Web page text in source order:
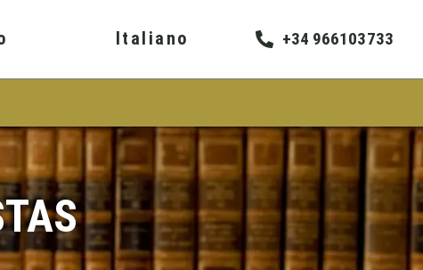
Italiano +34 966103733